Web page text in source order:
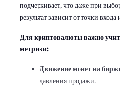
подчеркивает, что даже при
результат зависит от точки входа
Для криптовалюты важно
метрики:
Движение монет на
давления продажи.